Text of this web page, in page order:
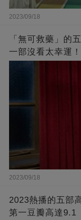
2023/09/18
「無可救藥」的
一部沒看太幸運！
2023/09/18
2023熱播的五部
第一豆瓣高達9.1